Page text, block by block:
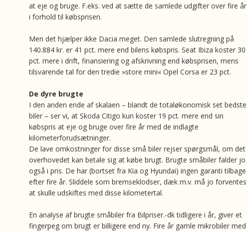
at eje og bruge. F.eks. ved at sætte de samlede udgifter over fire år
i forhold til købsprisen.
Men det hjælper ikke Dacia meget. Den samlede slutregning på
140.884 kr. er 41 pct. mere end bilens købspris. Seat Ibiza koster 30
pct. mere i drift, finansiering og afskrivning end købsprisen, mens
tilsvarende tal for den tredie »store mini« Opel Corsa er 23 pct.
De dyre brugte
I den anden ende af skalaen – blandt de totaløkonomisk set bedste
biler – ser vi, at Skoda Citigo kun koster 19 pct. mere end sin
købspris at eje og bruge over fire år med de indlagte
kilometerforudsætninger.
De lave omkostninger for disse små biler rejser spørgsmål, om det
overhovedet kan betale sig at købe brugt. Brugte småbiler falder jo
også i pris. De har (bortset fra Kia og Hyundai) ingen garanti tilbage
efter fire år. Sliddele som bremseklodser, dæk m.v. må jo forventes
at skulle udskiftes med disse kilometertal.
En analyse af brugte småbiler fra Bilpriser.-dk tidligere i år, giver et
fingerpeg om brugt er billigere end ny. Fire år gamle mikrobiler med